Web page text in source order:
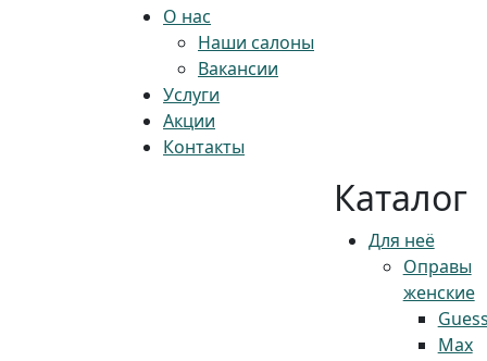
О нас
Наши салоны
Вакансии
Услуги
Акции
Контакты
Каталог
Для неё
Оправы
женские
Guess
Max